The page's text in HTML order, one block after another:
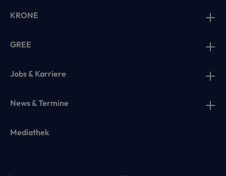
KRONE
GREE
Jobs & Karriere
News & Termine
Mediathek